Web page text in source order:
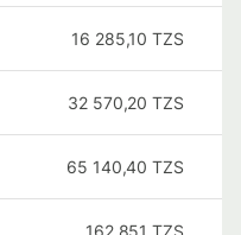
16 285,10 TZS
32 570,20 TZS
65 140,40 TZS